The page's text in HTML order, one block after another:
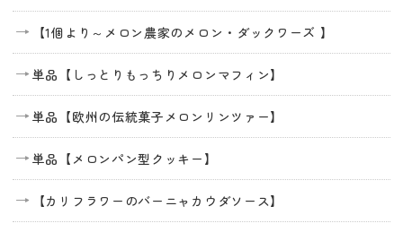
【1個より～メロン農家のメロン・ダックワーズ 】
単品【しっとりもっちりメロンマフィン】
単品【欧州の伝統菓子メロンリンツァー】
単品【メロンパン型クッキー】
【カリフラワーのバーニャカウダソース】